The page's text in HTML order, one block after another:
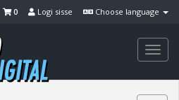
Choose language
Logi sisse
0